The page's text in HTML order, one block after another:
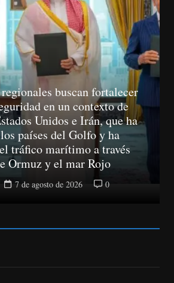
de agosto, las empresas ya
a un consumidor sin haber
previo
7 de agosto de 2026 0